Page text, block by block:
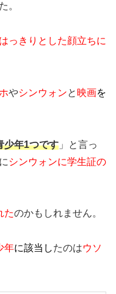
。
っきりとした顔立ちに
やシンウォンと 映画を
少年1つです 」と言っ
シンウォンに学生証の
たのかもしれません。
年に該当したのはウソ